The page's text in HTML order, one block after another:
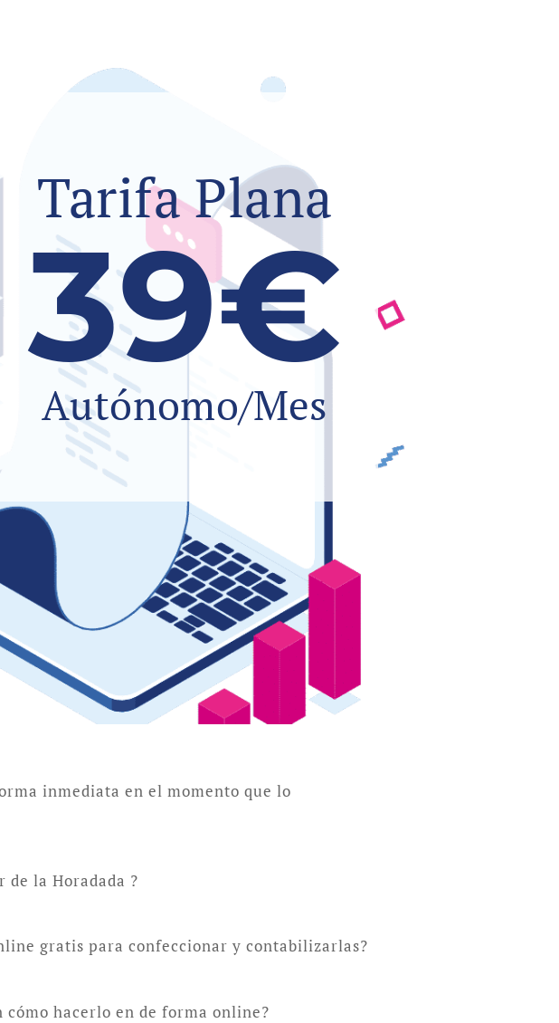
Tarifa Plana
39€
Autónomo/Mes
inmediata en el momento que lo
de la Horadada ?
gratis para confeccionar y contabilizarlas?
hacerlo en de forma online?